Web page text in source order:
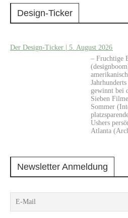
Design-Ticker
Der Design-Ticker | 5. August 2026
– Fruchtige
gewinnt bei
Sieben
Sommer
Ushers
Atlanta
Newsletter Anmeldung